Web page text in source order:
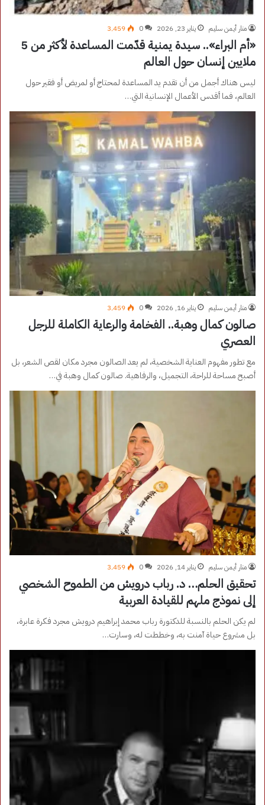
منار أيمن سليم يناير 23, 2026 0 3٬459
«أم البراء».. سيدة يمنية قدّمت المساعدة لأكثر من 5
ملايين إنسان حول العالم
ليس هناك أجمل من أن تقدم يد المساعدة لمحتاج أو لمريض أو فقير حول
العالم، فما أقدس الأعمال الإنسانية التي…
منار أيمن سليم يناير 16, 2026 0 3٬459
صالون كمال وهبة.. الفخامة والرعاية الكاملة للرجل
العصري
مع تطور مفهوم العناية الشخصية، لم يعد الصالون مجرد مكان لقص الشعر، بل
أصبح مساحة للراحة، التجميل، والرفاهية. صالون كمال وهبة في…
منار أيمن سليم يناير 14, 2026 0 3٬459
تحقيق الحلم… د. رباب درويش من الطموح الشخصي
إلى نموذج ملهم للقيادة العربية
لم يكن الحلم بالنسبة للدكتورة رباب محمد إبراهيم درويش مجرد فكرة عابرة،
بل مشروع حياة آمنت به، وخططت له، وسارت…